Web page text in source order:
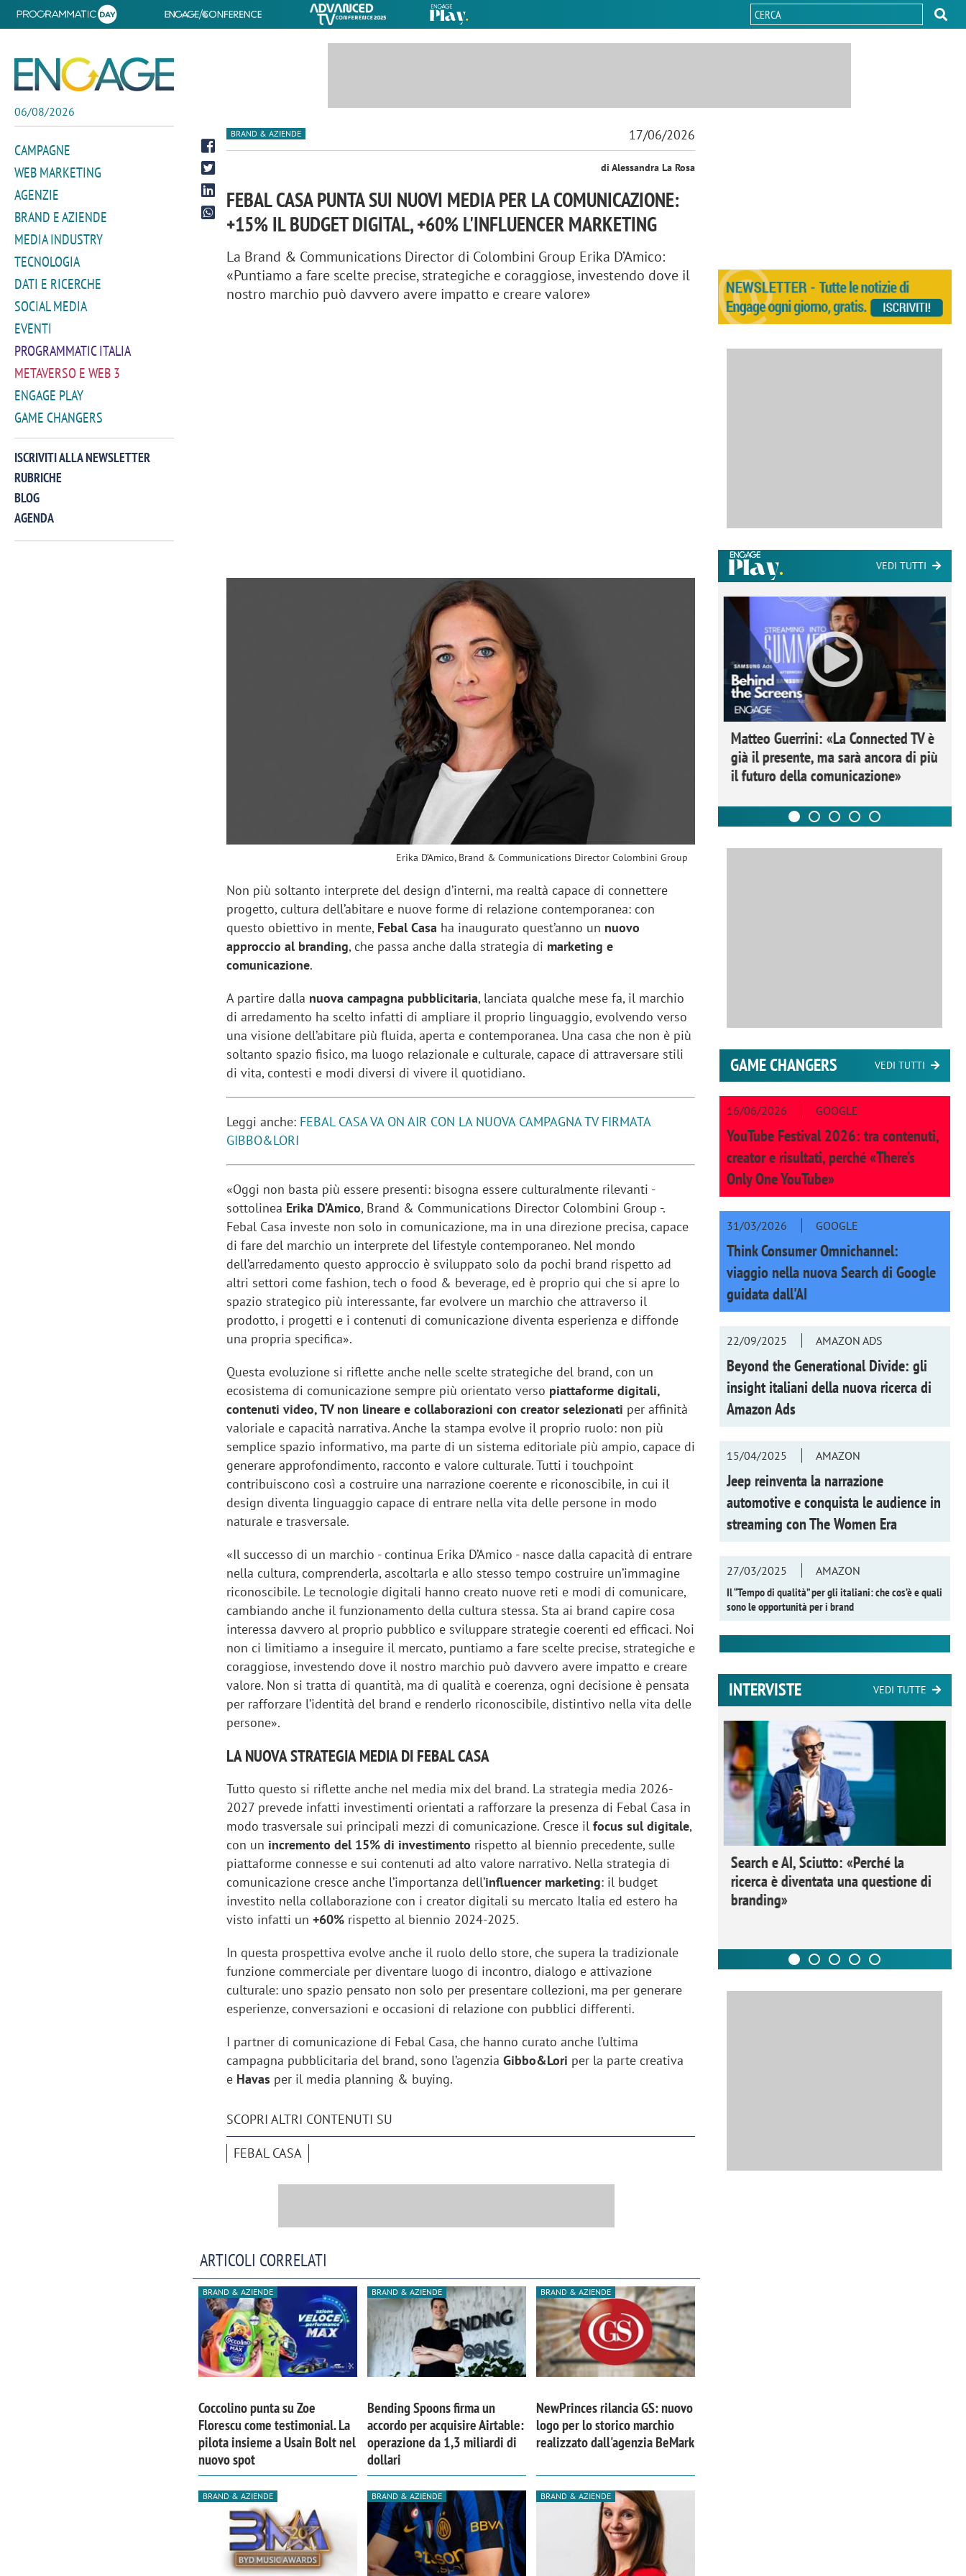
06/08/2026
CAMPAGNE
WEB MARKETING
AGENZIE
BRAND E AZIENDE
MEDIA INDUSTRY
TECNOLOGIA
DATI E RICERCHE
SOCIAL MEDIA
EVENTI
PROGRAMMATIC ITALIA
METAVERSO E WEB 3
ENGAGE PLAY
GAME CHANGERS
ISCRIVITI ALLA NEWSLETTER
RUBRICHE
BLOG
AGENDA
BRAND & AZIENDE 17/06/2026
di Alessandra La Rosa
FEBAL CASA PUNTA SUI NUOVI MEDIA PER LA COMUNICAZIONE:
+15% IL BUDGET DIGITAL, +60% L'INFLUENCER MARKETING
La Brand & Communications Director di Colombini Group Erika D’Amico:
«Puntiamo a fare scelte precise, strategiche e coraggiose, investendo dove il
nostro marchio può davvero avere impatto e creare valore»
Erika D’Amico, Brand & Communications Director Colombini Group
Non più soltanto interprete del design d’interni, ma realtà capace di connettere
progetto, cultura dell’abitare e nuove forme di relazione contemporanea: con
questo obiettivo in mente, Febal Casa ha inaugurato quest’anno un nuovo
approccio al branding, che passa anche dalla strategia di marketing e
comunicazione.
A partire dalla nuova campagna pubblicitaria, lanciata qualche mese fa, il marchio
di arredamento ha scelto infatti di ampliare il proprio linguaggio, evolvendo verso
una visione dell’abitare più fluida, aperta e contemporanea. Una casa che non è più
soltanto spazio fisico, ma luogo relazionale e culturale, capace di attraversare stili
di vita, contesti e modi diversi di vivere il quotidiano.
Leggi anche: FEBAL CASA VA ON AIR CON LA NUOVA CAMPAGNA TV FIRMATA
GIBBO&LORI
«Oggi non basta più essere presenti: bisogna essere culturalmente rilevanti -
sottolinea Erika D’Amico, Brand & Communications Director Colombini Group -.
Febal Casa investe non solo in comunicazione, ma in una direzione precisa, capace
di fare del marchio un interprete del lifestyle contemporaneo. Nel mondo
dell’arredamento questo approccio è sviluppato solo da pochi brand rispetto ad
altri settori come fashion, tech o food & beverage, ed è proprio qui che si apre lo
spazio strategico più interessante, far evolvere un marchio che attraverso il
prodotto, i progetti e i contenuti di comunicazione diventa esperienza e diffonde
una propria specifica».
Questa evoluzione si riflette anche nelle scelte strategiche del brand, con un
ecosistema di comunicazione sempre più orientato verso piattaforme digitali,
contenuti video, TV non lineare e collaborazioni con creator selezionati per affinità
valoriale e capacità narrativa. Anche la stampa evolve il proprio ruolo: non più
semplice spazio informativo, ma parte di un sistema editoriale più ampio, capace di
generare approfondimento, racconto e valore culturale. Tutti i touchpoint
contribuiscono così a costruire una narrazione coerente e riconoscibile, in cui il
design diventa linguaggio capace di entrare nella vita delle persone in modo
naturale e trasversale.
«Il successo di un marchio - continua Erika D’Amico - nasce dalla capacità di entrare
nella cultura, comprenderla, ascoltarla e allo stesso tempo costruire un’immagine
riconoscibile. Le tecnologie digitali hanno creato nuove reti e modi di comunicare,
cambiando anche il funzionamento della cultura stessa. Sta ai brand capire cosa
interessa davvero al proprio pubblico e sviluppare strategie coerenti ed efficaci. Noi
non ci limitiamo a inseguire il mercato, puntiamo a fare scelte precise, strategiche e
coraggiose, investendo dove il nostro marchio può davvero avere impatto e creare
valore. Non si tratta di quantità, ma di qualità e coerenza, ogni decisione è pensata
per rafforzare l’identità del brand e renderlo riconoscibile, distintivo nella vita delle
persone».
LA NUOVA STRATEGIA MEDIA DI FEBAL CASA
Tutto questo si riflette anche nel media mix del brand. La strategia media 2026-
2027 prevede infatti investimenti orientati a rafforzare la presenza di Febal Casa in
modo trasversale sui principali mezzi di comunicazione. Cresce ilfocus sul digitale,
con un incremento del 15% di investimento rispetto al biennio precedente, sulle
piattaforme connesse e sui contenuti ad alto valore narrativo. Nella strategia di
comunicazione cresce anche l’importanza dell’influencer marketing: il budget
investito nella collaborazione con i creator digitali su mercato Italia ed estero ha
visto infatti un+60% rispetto al biennio 2024-2025.
In questa prospettiva evolve anche il ruolo dello store, che supera la tradizionale
funzione commerciale per diventare luogo di incontro, dialogo e attivazione
culturale: uno spazio pensato non solo per presentare collezioni, ma per generare
esperienze, conversazioni e occasioni di relazione con pubblici differenti.
I partner di comunicazione di Febal Casa, che hanno curato anche l’ultima
campagna pubblicitaria del brand, sono l’agenziaGibbo&Lori per la parte creativa
e Havas per il media planning & buying.
SCOPRI ALTRI CONTENUTI SU
FEBAL CASA
ARTICOLI CORRELATI
BRAND & AZIENDE
Coccolino punta su Zoe
Florescu come testimonial. La
pilota insieme a Usain Bolt nel
nuovo spot
BRAND & AZIENDE
Bending Spoons firma un
accordo per acquisire Airtable:
operazione da 1,3 miliardi di
dollari
BRAND & AZIENDE
NewPrinces rilancia GS: nuovo
logo per lo storico marchio
realizzato dall'agenzia BeMark
BRAND & AZIENDE BRAND & AZIENDE BRAND & AZIENDE
VEDI TUTTI
Perez, Samsung Ads: «L'Italia è un
mercato strategico e continuerà a
Networking agli eventi: come la
startup Kicè punta a eliminare lo
"spreco di relazioni"
Matteo Guerrini: «La Connected TV è
già il presente, ma sarà ancora di più
il futuro della comunicazione»
GAME CHANGERS VEDI TUTTI
16/06/2026 GOOGLE
YouTube Festival 2026: tra contenuti,
creator e risultati, perché «There’s
Only One YouTube»
31/03/2026 GOOGLE
Think Consumer Omnichannel:
viaggio nella nuova Search di Google
guidata dall'AI
22/09/2025 AMAZON ADS
Beyond the Generational Divide: gli
insight italiani della nuova ricerca di
Amazon Ads
15/04/2025 AMAZON
Jeep reinventa la narrazione
automotive e conquista le audience in
streaming conThe Women Era
27/03/2025
AMAZON
Il “Tempo di qualità” per gli italiani: che cos’è e quali
sono le opportunità per i brand
INTERVISTE VEDI TUTTE
comunicazione crea un brand food:
Emanuele Viora di Deloitte Digital:
«La creatività resta centrale, l’AI deve
amplificare il talento»
Ricerche di mercato. Neri, Ipsos
Doxa: «Non basta più descrivere i
fenomeni: bisogna comprenderli e
tradurli in azioni»
Search e AI, Sciutto: «Perché la
ricerca è diventata una questione di
branding»